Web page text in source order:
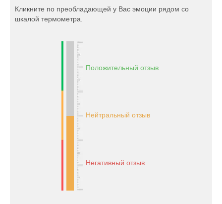
Кликните по преобладающей у Вас эмоции рядом со
шкалой термометра.
Положительный отзыв
Нейтральный отзыв
Негативный отзыв